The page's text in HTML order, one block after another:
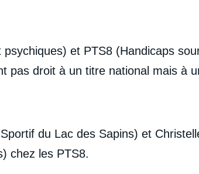
psychiques) et PTS8 (Handicaps
pas droit à un titre national mais à
du Lac des Sapins) et
chez les PTS8.